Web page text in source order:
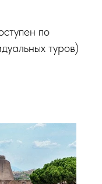
по
туров)